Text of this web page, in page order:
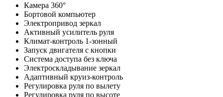
Камера 360°
Бортовой компьютер
Электропривод зеркал
Активный усилитель руля
Климат-контроль 1-зонный
Запуск двигателя с кнопки
Система доступа без ключа
Электроскладывание зеркал
Адаптивный круиз-контроль
Регулировка руля по вылету
Регулировка руля по высоте